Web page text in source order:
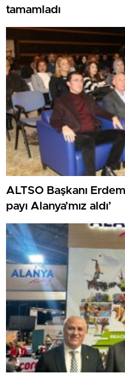
tamamladı
ALTSO Başkanı
payı Alanya’mız aldı’